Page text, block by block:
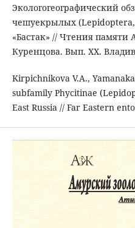
Экологогеографический
чешуекрылых (Lepidoptera,
«Бастак» // Чтения памяти
Куренцова. Вып. XX.
Kirpichnikova V.A.,
subfamily Phycitinae
East Russia // Far Eastern